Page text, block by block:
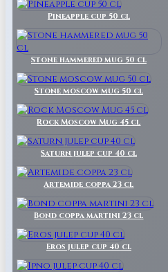
Pineapple cup 50 cl
Stone hammered mug 50 cl
Stone moscow mug 50 cl
Rock Moscow Mug 45 cl
Saturn julep cup 40 cl
Artemide coppa 23 cl
Bond coppa martini 23 cl
Eros julep cup 40 cl